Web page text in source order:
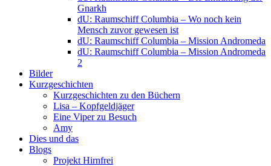
Gnarkh
dU: Raumschiff Columbia – Wo noch kein
Mensch zuvor gewesen ist
dU: Raumschiff Columbia – Mission Andromeda
dU: Raumschiff Columbia – Mission Andromeda
2
Bilder
Kurzgeschichten
Kurzgeschichten zu den Büchern
Lisa – Kopfgeldjäger
Eine Viper zu Besuch
Amy
Dies und das
Blogs
Projekt Hirnfrei